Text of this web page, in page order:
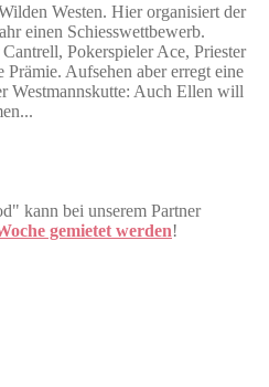
Westen. Hier organisiert der
einen Schiesswettbewerb.
Pokerspieler Ace, Priester
Aufsehen aber erregt eine
Westmannskutte: Auch Ellen will
kann bei unserem Partner
gemietet werden!